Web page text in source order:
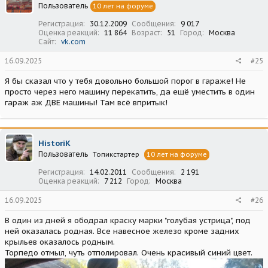
и
Пользователь 10 лет на форуме
Регистрация 30.12.2009 Сообщения
9 017
Оценка реакций
11 864 Возраст 51 Город
Москва
Сайт
vk.com
16.09.2025 #25
Я бы сказал что у тебя довольно большой порог в гараже! Не
просто через него машину перекатить, да ещё уместить в один
гараж аж ДВЕ машины! Там всё впритык!
HistoriK
Пользователь Топикстартер 10 лет на форуме
Регистрация 14.02.2011 Сообщения
2 191
Оценка реакций
7 212 Город Москва
16.09.2025 #26
В один из дней я ободрал краску марки "голубая устрица", под
ней оказалась родная. Все навесное железо кроме задних
крыльев оказалось родным.
Торпедо отмыл, чуть отполировал. Очень красивый синий цвет.